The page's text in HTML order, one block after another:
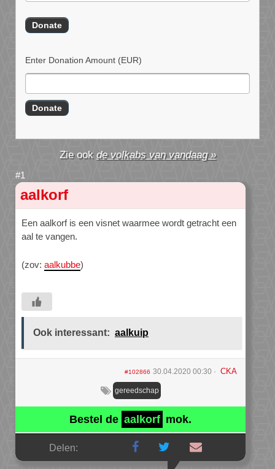
Enter Donation Amount (EUR)
de volkabs van vandaag »
aalkorf
Een aalkorf is een visnet waarmee wordt getracht een
aal te vangen.
(zov: aalkubbe)
Ook interessant: aalkuip
#102866 30.04.2020 00:30 CKA
gereedschap
Bestel de aalkorf mok.
Delen: